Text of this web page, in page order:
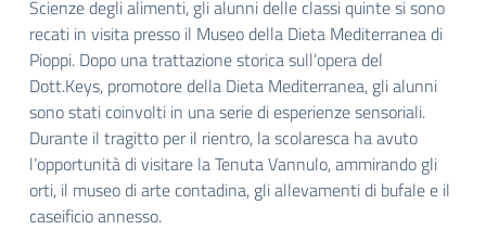
Scienze degli alimenti, gli alunni delle classi quinte si sono
recati in visita presso il Museo della Dieta Mediterranea di
Pioppi. Dopo una trattazione storica sull’opera del
Dott.Keys, promotore della Dieta Mediterranea, gli alunni
sono stati coinvolti in una serie di esperienze sensoriali.
Durante il tragitto per il rientro, la scolaresca ha avuto
l’opportunità di visitare la Tenuta Vannulo, ammirando gli
orti, il museo di arte contadina, gli allevamenti di bufale e il
caseificio annesso.